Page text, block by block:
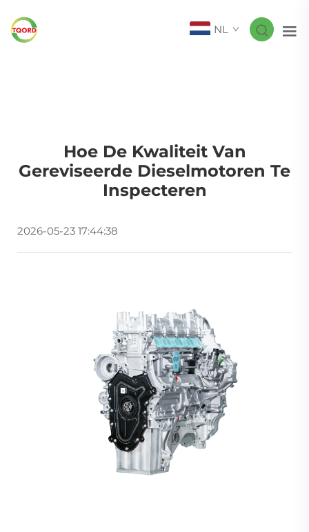
NL
Hoe De Kwaliteit Van
Gereviseerde Dieselmotoren Te
Inspecteren
2026-05-23 17:44:38